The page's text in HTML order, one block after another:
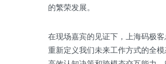
的繁荣发展。
在现场嘉宾的见证下，上海码极
重新定义我们未来工作方式的全